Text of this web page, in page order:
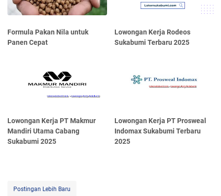
Formula Pakan Nila untuk
Panen Cepat
Lowongan Kerja Rodeos
Sukabumi Terbaru 2025
Lowongan Kerja PT Makmur
Mandiri Utama Cabang
Sukabumi 2025
Lowongan Kerja PT Prosweal
Indomax Sukabumi Terbaru
2025
Postingan Lebih Baru